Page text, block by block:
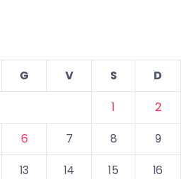
G V S
D
1
2
6 7 8
9
13 14 15
16